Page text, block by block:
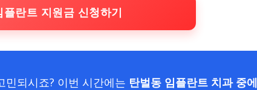
플란트 지원금 신청하기
되시죠? 이번 시간에는 탄벌동 임플란트 치과 중에